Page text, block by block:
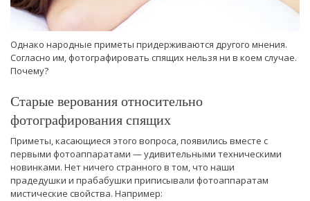
Однако народные приметы придерживаются другого мнения.
Согласно им, фотографировать спящих нельзя ни в коем случае.
Почему?
Старые верования относительно
фотографирования спящих
Приметы, касающиеся этого вопроса, появились вместе с
первыми фотоаппаратами — удивительными техническими
новинками. Нет ничего странного в том, что наши
прадедушки и прабабушки приписывали фотоаппаратам
мистические свойства. Например: